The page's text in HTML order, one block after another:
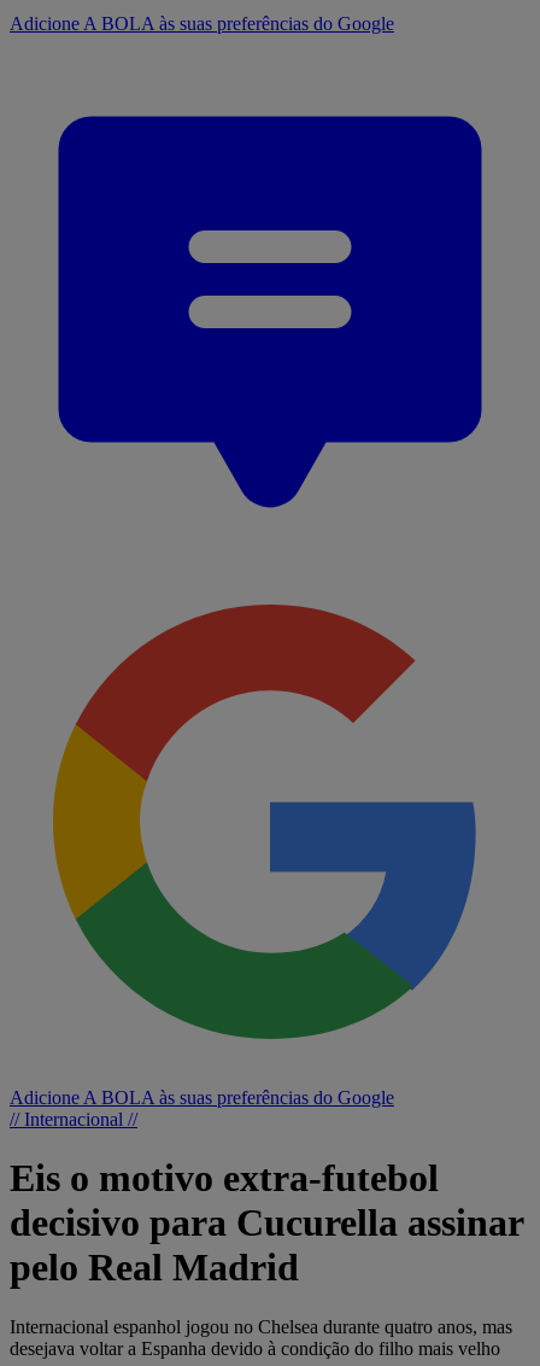
Adicione A BOLA às suas preferências do Google
Adicione A BOLA às suas preferências do Google
// Internacional //
Eis o motivo extra-futebol
decisivo para Cucurella assinar
pelo Real Madrid
Internacional espanhol jogou no Chelsea durante quatro anos, mas
desejava voltar a Espanha devido à condição do filho mais velho